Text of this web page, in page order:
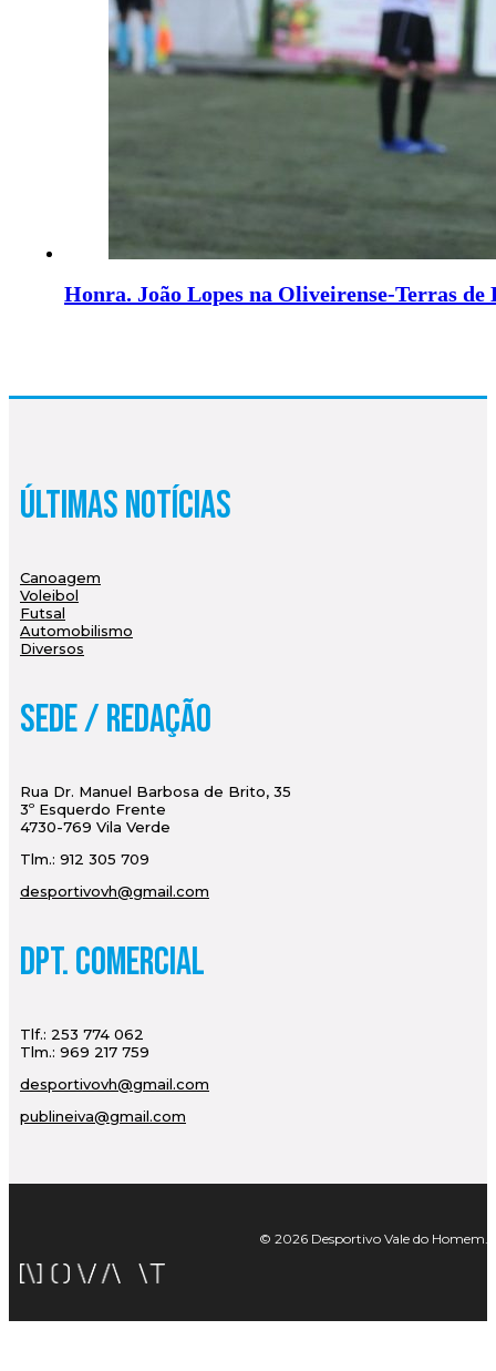
Honra. João Lopes na Oliveirense-Terras de
Últimas Notícias
Canoagem
Voleibol
Futsal
Automobilismo
Diversos
Sede / Redação
Rua Dr. Manuel Barbosa de Brito, 35
3º Esquerdo Frente
4730-769 Vila Verde
Tlm.: 912 305 709
desportivovh@gmail.com
Dpt. Comercial
Tlf.: 253 774 062
Tlm.: 969 217 759
desportivovh@gmail.com
publineiva@gmail.com
© 2026 Desportivo Vale do Homem.